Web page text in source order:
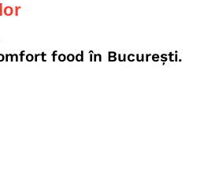
food în București.